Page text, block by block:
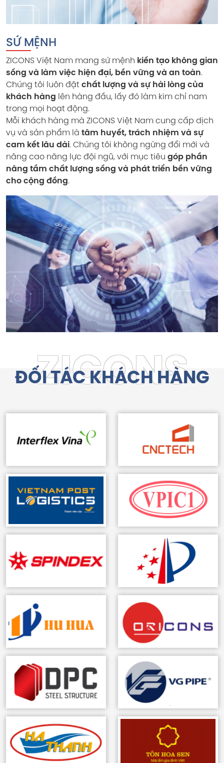
SỨ MỆNH
ZICONS Việt Nam mang sứ mệnh kiến tạo không gian
sống và làm việc hiện đại, bền vững và an toàn.
Chúng tôi luôn đặt chất lượng và sự hài lòng của
khách hàng lên hàng đầu, lấy đó làm kim chỉ nam
trong mọi hoạt động.
Mỗi khách hàng mà ZICONS Việt Nam cung cấp dịch
vụ và sản phẩm là tâm huyết, trách nhiệm và sự
cam kết lâu dài. Chúng tôi không ngừng đổi mới và
nâng cao năng lực đội ngũ, với mục tiêu góp phần
nâng tầm chất lượng sống và phát triển bền vững
cho cộng đồng.
ĐỐI TÁC KHÁCH HÀNG